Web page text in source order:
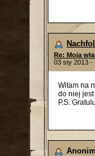
Re: Moja
03 sty 2013 -
Witam na
do niej
P.S.